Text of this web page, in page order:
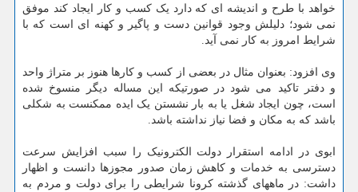
خواهد با طرح و اندیشه ای که دارد یک کسب و کار ایجاد کند موفق
نمی شود؛ دلیلش وجود قوانین دست و پاگیر و کهنه ای است که با
شرایط امروز به کار نمی آید.
وی افزود: بعنوان مثال در بعضی از کسب و کارها هنوز بر متراژ واحد
و دفتر تاکید می شود در صورتیکه این مساله دیگر منسوخ شده
است، چون ایجاد شغل یا به بار نشستن یک ایده ممکنست به شکلی
باشد که به مکان و فضا نیاز نداشته باشد.
ابوی در ادامه استقرار دولت الکترونیک را سبب افزایش سرعت
دسترسی به خدمات و کاهش زمان صدور مجوزها دانست و اظهار
داشت: در ماههای گذشته کرونا شرایطی را برای دولت و مردم به